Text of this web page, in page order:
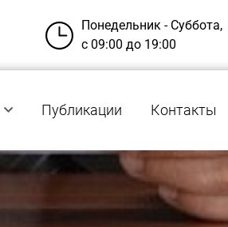
Понедельник - Суббота,
с 09:00 до 19:00
Публикации Контакты